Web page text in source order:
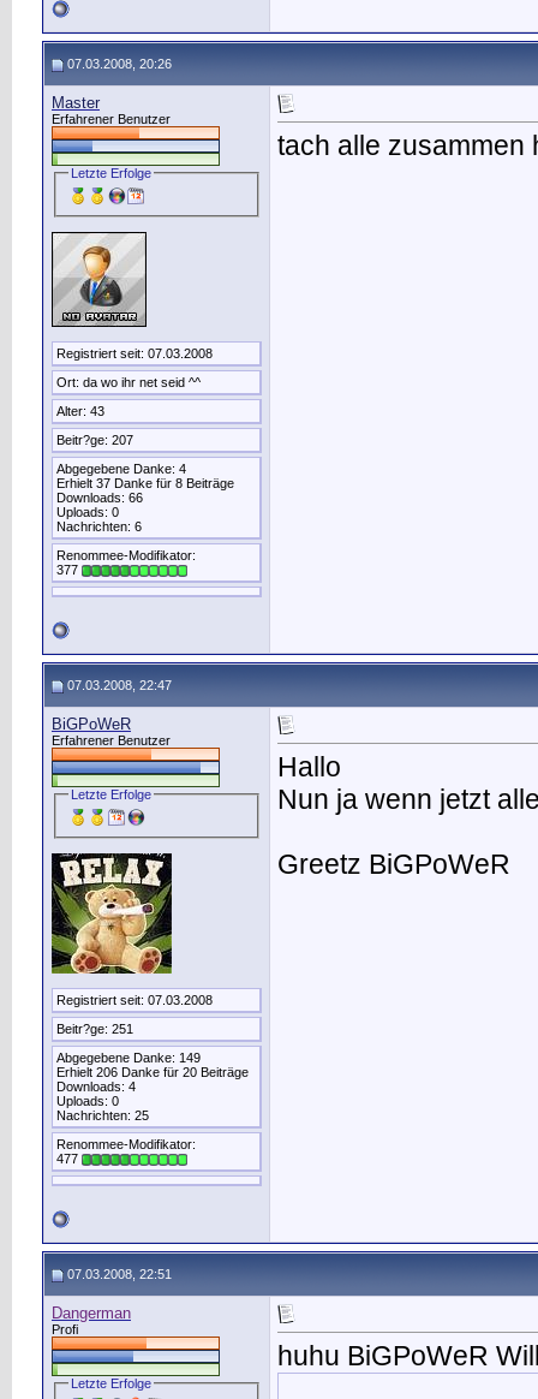
07.03.2008, 20:26
Master
Erfahrener Benutzer
Letzte Erfolge
Registriert seit: 07.03.2008
Ort: da wo ihr net seid ^^
Alter: 43
Beitr?ge: 207
Abgegebene Danke: 4
Erhielt 37 Danke für 8 Beiträge
Downloads: 66
Uploads: 0
Nachrichten: 6
Renommee-Modifikator:
377
tach alle zusammen
07.03.2008, 22:47
BiGPoWeR
Erfahrener Benutzer
Letzte Erfolge
Registriert seit: 07.03.2008
Beitr?ge: 251
Abgegebene Danke: 149
Erhielt 206 Danke für 20 Beiträge
Downloads: 4
Uploads: 0
Nachrichten: 25
Renommee-Modifikator:
477
Hallo
Nun ja wenn jetzt
Greetz BiGPoWeR
07.03.2008, 22:51
Dangerman
Profi
Letzte Erfolge
huhu BiGPoWeR